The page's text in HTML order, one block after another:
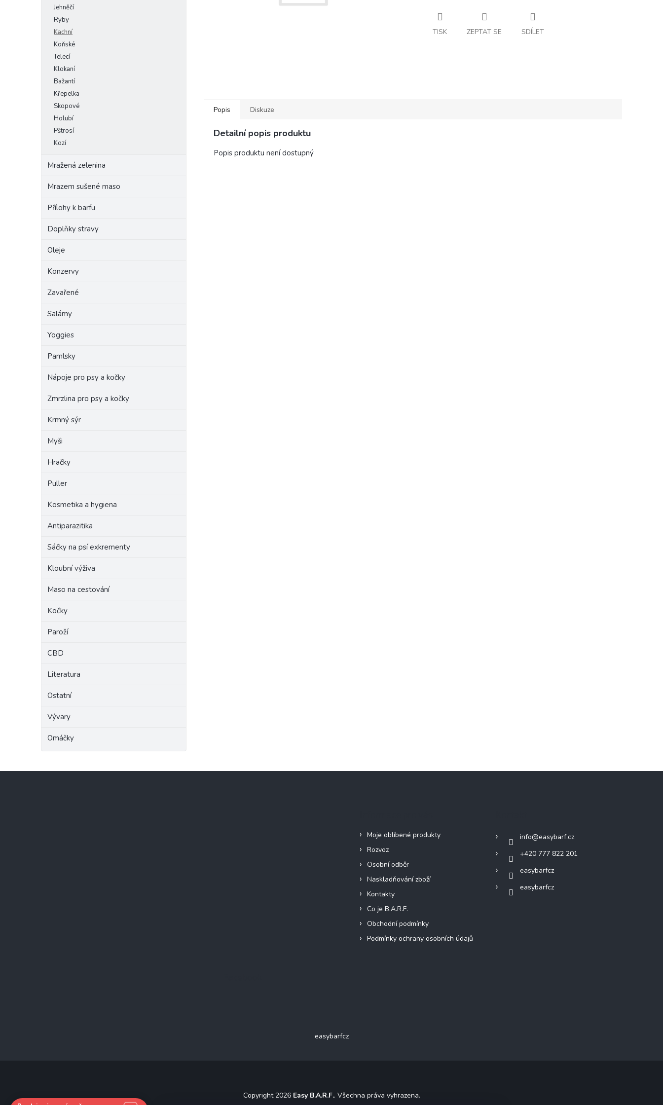
Jehněčí
Ryby
Kachní
Koňské
Telecí
Klokaní
Bažantí
Křepelka
Skopové
Holubí
Pštrosí
Kozí
Mražená zelenina
Mrazem sušené maso
Přílohy k barfu
Doplňky stravy
Oleje
Konzervy
Zavařené
Salámy
Yoggies
Pamlsky
Nápoje pro psy a kočky
Zmrzlina pro psy a kočky
Krmný sýr
Myši
Hračky
Puller
Kosmetika a hygiena
Antiparazitika
Sáčky na psí exkrementy
Kloubní výživa
Maso na cestování
Kočky
Paroží
CBD
Literatura
Ostatní
Vývary
Omáčky
TISK ZEPTAT SE SDÍLET
Popis Diskuze
Detailní popis produktu
Popis produktu není dostupný
Moje oblíbené produkty
Rozvoz
Osobní odběr
Naskladňování zboží
Kontakty
Co je B.A.R.F.
Obchodní podmínky
Podmínky ochrany osobních údajů
info@easybarf.cz
+420 777 822 201
easybarfcz
easybarfcz
easybarfcz
Copyright 2026 Easy B.A.R.F.. Všechna práva vyhrazena.